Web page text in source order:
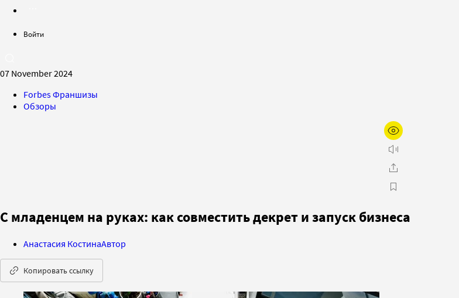
Войти
07 November 2024
Forbes Франшизы
Обзоры
С младенцем на руках: как совместить декрет и запуск бизнеса
Анастасия КостинаАвтор
Копировать ссылку